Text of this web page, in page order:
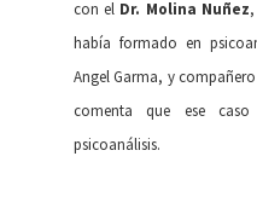
con el Dr. Molina Nuñez
había formado en
Angel Garma, y
comenta que ese
psicoanálisis.